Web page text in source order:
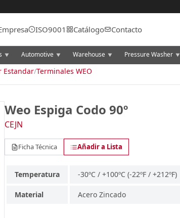
ISO9001 Catálogo Contacto
▼ Automotive ▼ Warehouse ▼ Pressure Washer ▼
Estandar/Terminales WEO
Weo Espiga Codo 90º
CEJN
Ficha Técnica Añadir a Lista
Temperatura -30ºC / +100ºC (-22ºF / +212ºF)
Material Acero Zincado